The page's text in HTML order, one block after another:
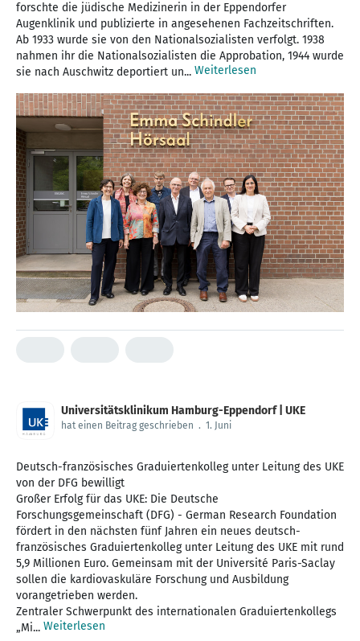
forschte die jüdische Medizinerin in der Eppendorfer
Augenklinik und publizierte in angesehenen Fachzeitschriften.
Ab 1933 wurde sie von den Nationalsozialisten verfolgt. 1938
nahmen ihr die Nationalsozialisten die Approbation, 1944 wurde
sie nach Auschwitz deportiert un... Weiterlesen
Universitätsklinikum Hamburg-Eppendorf | UKE
hat einen Beitrag geschrieben . 1. Juni
Deutsch-französisches Graduiertenkolleg unter Leitung des UKE
von der DFG bewilligt
Großer Erfolg für das UKE: Die Deutsche
Forschungsgemeinschaft (DFG) - German Research Foundation
fördert in den nächsten fünf Jahren ein neues deutsch-
französisches Graduiertenkolleg unter Leitung des UKE mit rund
5,9 Millionen Euro. Gemeinsam mit der Université Paris-Saclay
sollen die kardiovaskuläre Forschung und Ausbildung
vorangetrieben werden.
Zentraler Schwerpunkt des internationalen Graduiertenkollegs
„Mi... Weiterlesen